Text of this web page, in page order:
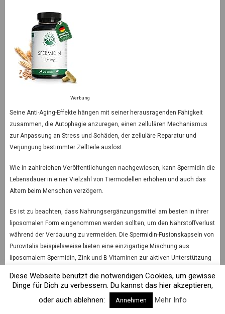
Werbung
Seine Anti-Aging-Effekte hängen mit seiner herausragenden Fähigkeit
zusammen, die Autophagie anzuregen, einen zellulären Mechanismus
zur Anpassung an Stress und Schäden, der zelluläre Reparatur und
Verjüngung bestimmter Zellteile auslöst.
Wie in zahlreichen Veröffentlichungen nachgewiesen, kann Spermidin die
Lebensdauer in einer Vielzahl von Tiermodellen erhöhen und auch das
Altern beim Menschen verzögern.
Es ist zu beachten, dass Nahrungsergänzungsmittel am besten in ihrer
liposomalen Form eingenommen werden sollten, um den Nährstoffverlust
während der Verdauung zu vermeiden. Die Spermidin-Fusionskapseln von
Purovitalis beispielsweise bieten eine einzigartige Mischung aus
liposomalem Spermidin, Zink und B-Vitaminen zur aktiven Unterstützung
Quercetin und Fisetin
Dosierung: jeweils 500 mg, einmal täglich,
Diese Webseite benutzt die notwendigen Cookies, um gewisse
Dinge für Dich zu verbessern. Du kannst das hier akzeptieren,
oder auch ablehnen:
Annehmen Mehr Info